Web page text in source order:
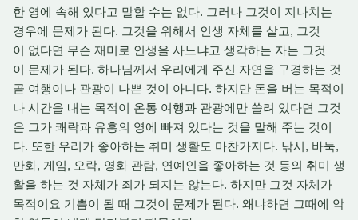
한 영에 속해 있다고 말할 수는 없다. 그러나 그것이 지나치는
경우에 문제가 된다. 그것을 위해서 인생 자체를 살고, 그것
이 없다면 무슨 재미로 인생을 사느냐고 생각하는 자는 그것
이 문제가 된다. 하나님께서 우리에게 주신 자연을 구경하는 것
곧 여행이나 관광이 나쁜 것이 아니다. 하지만 돈을 버는 목적이
나 시간을 내는 목적이 온통 여행과 관광에만 쏠려 있다면 그것
은 그가 쾌락과 유흥의 영에 빠져 있다는 것을 말해 주는 것이
다. 또한 우리가 좋아하는 취미 생활도 마찬가지다. 낚시, 바둑,
만화, 게임, 오락, 영화 관람, 연예인을 좋아하는 것 등의 취미 생
활을 하는 것 자체가 죄가 되지는 않는다. 하지만 그것 자체가
목적이요 기쁨이 될 때 그것이 문제가 된다. 왜냐하면 그때에 악